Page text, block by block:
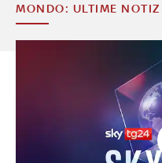
MONDO: ULTIME